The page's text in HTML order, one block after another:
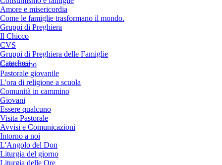
Amore e misericordia
Come le famiglie trasformano il mondo.
Gruppi di Preghiera
Il Chicco
CVS
Gruppi di Preghiera delle Famiglie
Catechesi
Catechismo
Pastorale giovanile
L'ora di religione a scuola
Comunità in cammino
Giovani
Essere qualcuno
Visita Pastorale
Avvisi e Comunicazioni
Intorno a noi
L'Angolo del Don
Liturgia del giorno
Liturgia delle Ore